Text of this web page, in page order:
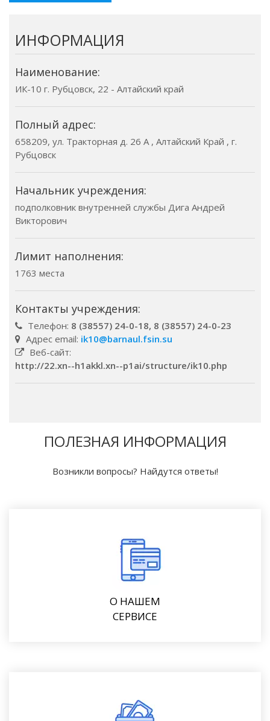
ИНФОРМАЦИЯ
Наименование:
ИК-10 г. Рубцовск, 22 - Алтайский край
Полный адрес:
658209, ул. Тракторная д. 26 А , Алтайский Край , г.
Рубцовск
Начальник учреждения:
подполковник внутренней службы Дига Андрей
Викторович
Лимит наполнения:
1763 места
Контакты учреждения:
Телефон: 8 (38557) 24-0-18, 8 (38557) 24-0-23
Адрес email: ik10@barnaul.fsin.su
Веб-сайт:
http://22.xn--h1akkl.xn--p1ai/structure/ik10.php
ПОЛЕЗНАЯ ИНФОРМАЦИЯ
Возникли вопросы? Найдутся ответы!
О НАШЕМ
СЕРВИСЕ